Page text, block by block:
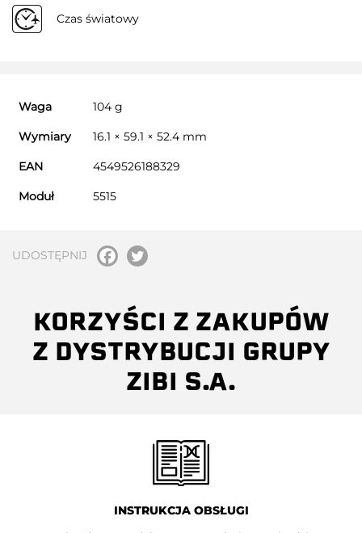
Czas światowy
Waga 104 g
Wymiary 16.1 × 59.1 × 52.4 mm
EAN 4549526188329
Moduł 5515
UDOSTĘPNIJ
KORZYŚCI Z ZAKUPÓW
Z DYSTRYBUCJI GRUPY
ZIBI S.A.
INSTRUKCJA OBSŁUGI